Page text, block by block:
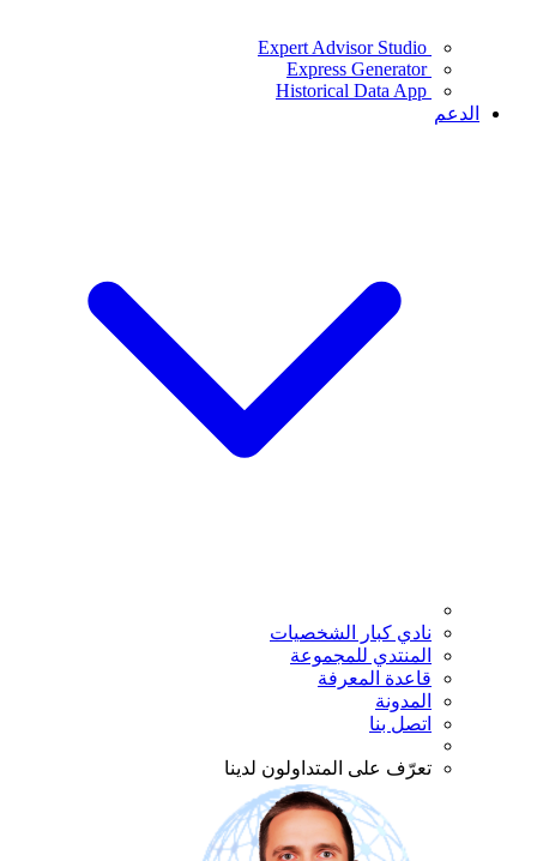
Expert Advisor Studio
Express Generator
Historical Data App
الدعم
نادي كبار الشخصيات
المنتدي للمجموعة
قاعدة المعرفة
المدونة
اتصل بنا
تعرّف على المتداولون لدينا